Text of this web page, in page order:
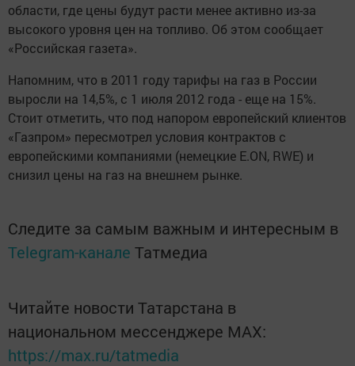
области, где цены будут расти менее активно из-за
высокого уровня цен на топливо. Об этом сообщает
«Российская газета».
Напомним, что в 2011 году тарифы на газ в России
выросли на 14,5%, с 1 июля 2012 года - еще на 15%.
Стоит отметить, что под напором европейский клиентов
«Газпром» пересмотрел условия контрактов с
европейскими компаниями (немецкие E.ON, RWE) и
снизил цены на газ на внешнем рынке.
Следите за самым важным и интересным в
Telegram-канале Татмедиа
Читайте новости Татарстана в
национальном мессенджере MАХ:
https://max.ru/tatmedia